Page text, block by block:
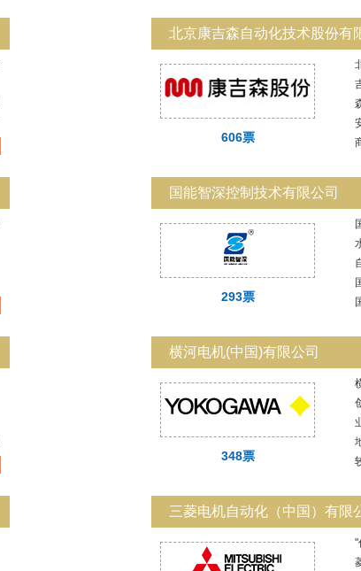
北京康吉森自动化技术股份有
606票
国能智深控制技术有限公司
293票
横河电机(中国)有限公司
348票
三菱电机自动化（中国）有限
"